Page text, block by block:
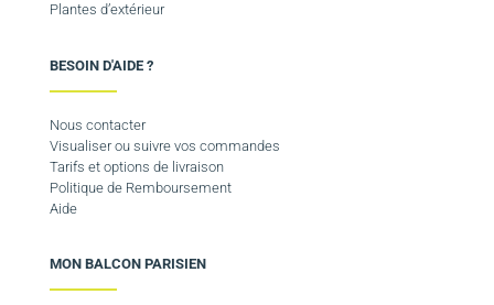
Plantes d’extérieur
BESOIN D'AIDE ?
Nous contacter
Visualiser ou suivre vos commandes
Tarifs et options de livraison
Politique de Remboursement
Aide
MON BALCON PARISIEN